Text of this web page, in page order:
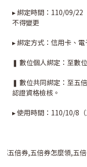
▸ 綁定時間：110/09/22
不得變更
▸ 綁定方式：信用卡、
❚ 數位個人綁定：至數
❚ 數位共同綁定：至五
認證資格檢核。
▸ 使用時間：110/10/8